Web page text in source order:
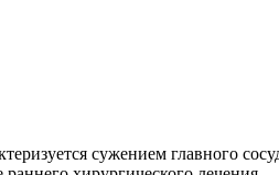
сужением главного